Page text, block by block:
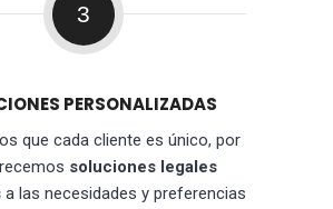
3
PERSONALIZADAS
que cada cliente es único, por
soluciones legales
a las necesidades y preferencias